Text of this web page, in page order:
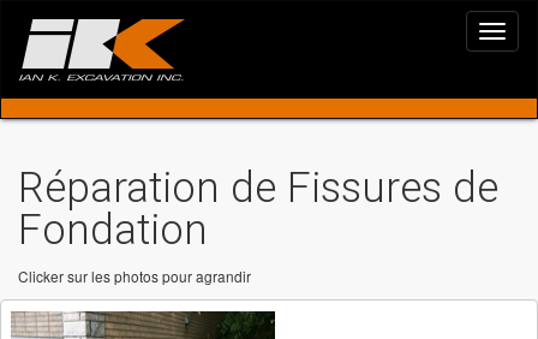
Réparation de Fissures de
Fondation
Clicker sur les photos pour agrandir